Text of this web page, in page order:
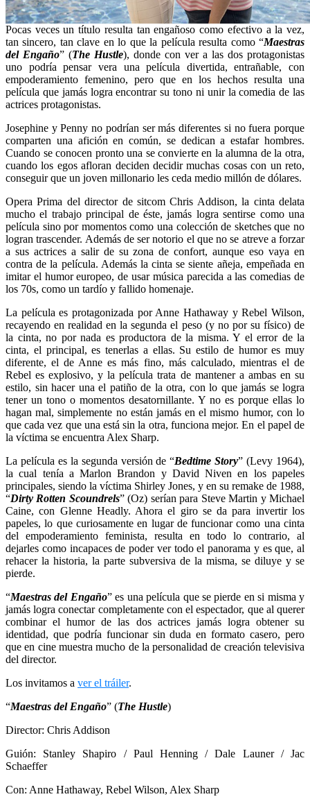
Pocas veces un título resulta tan engañoso como efectivo a la vez,
tan sincero, tan clave en lo que la película resulta como “Maestras
del Engaño” (The Hustle), donde con ver a las dos protagonistas
uno podría pensar vera una película divertida, entrañable, con
empoderamiento femenino, pero que en los hechos resulta una
película que jamás logra encontrar su tono ni unir la comedia de las
actrices protagonistas.
Josephine y Penny no podrían ser más diferentes si no fuera porque
comparten una afición en común, se dedican a estafar hombres.
Cuando se conocen pronto una se convierte en la alumna de la otra,
cuando los egos afloran deciden decidir muchas cosas con un reto,
conseguir que un joven millonario les ceda medio millón de dólares.
Opera Prima del director de sitcom Chris Addison, la cinta delata
mucho el trabajo principal de éste, jamás logra sentirse como una
película sino por momentos como una colección de sketches que no
logran trascender. Además de ser notorio el que no se atreve a forzar
a sus actrices a salir de su zona de confort, aunque eso vaya en
contra de la película. Además la cinta se siente añeja, empeñada en
imitar el humor europeo, de usar música parecida a las comedias de
los 70s, como un tardío y fallido homenaje.
La película es protagonizada por Anne Hathaway y Rebel Wilson,
recayendo en realidad en la segunda el peso (y no por su físico) de
la cinta, no por nada es productora de la misma. Y el error de la
cinta, el principal, es tenerlas a ellas. Su estilo de humor es muy
diferente, el de Anne es más fino, más calculado, mientras el de
Rebel es explosivo, y la película trata de mantener a ambas en su
estilo, sin hacer una el patiño de la otra, con lo que jamás se logra
tener un tono o momentos desatornillante. Y no es porque ellas lo
hagan mal, simplemente no están jamás en el mismo humor, con lo
que cada vez que una está sin la otra, funciona mejor. En el papel de
la víctima se encuentra Alex Sharp.
La película es la segunda versión de “Bedtime Story” (Levy 1964),
la cual tenía a Marlon Brandon y David Niven en los papeles
principales, siendo la víctima Shirley Jones, y en su remake de 1988,
“Dirty Rotten Scoundrels” (Oz) serían para Steve Martin y Michael
Caine, con Glenne Headly. Ahora el giro se da para invertir los
papeles, lo que curiosamente en lugar de funcionar como una cinta
del empoderamiento feminista, resulta en todo lo contrario, al
dejarles como incapaces de poder ver todo el panorama y es que, al
rehacer la historia, la parte subversiva de la misma, se diluye y se
pierde.
“Maestras del Engaño” es una película que se pierde en si misma y
jamás logra conectar completamente con el espectador, que al querer
combinar el humor de las dos actrices jamás logra obtener su
identidad, que podría funcionar sin duda en formato casero, pero
que en cine muestra mucho de la personalidad de creación televisiva
del director.
Los invitamos a ver el tráiler.
“Maestras del Engaño” (The Hustle)
Director: Chris Addison
Guión: Stanley Shapiro / Paul Henning / Dale Launer / Jac
Schaeffer
Con: Anne Hathaway, Rebel Wilson, Alex Sharp